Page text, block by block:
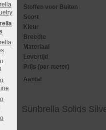
Stoffen voor Buiten
Soort
Kleur
Breedte
Materiaal
Levertijd
Prijs (per meter)
Aantal
Sunbrella Solids